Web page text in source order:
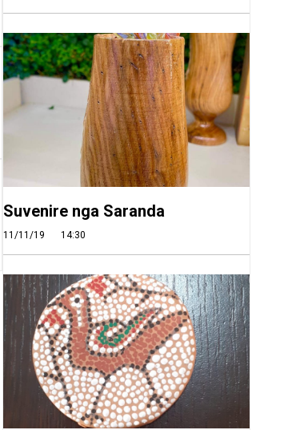
Suvenire nga Saranda
11/11/19 14:30